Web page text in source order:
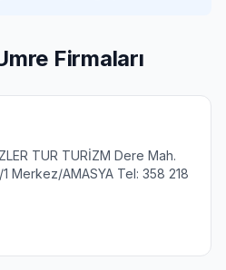
Firmaları
TUR TURİZM Dere Mah.
Merkez/AMASYA Tel: 358 218